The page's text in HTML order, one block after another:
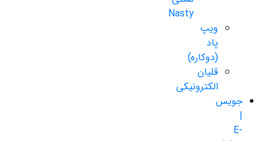
Nasty
ویپ
پاد
(دوکاره)
قلیان
الکترونیکی
جویس
|
E-